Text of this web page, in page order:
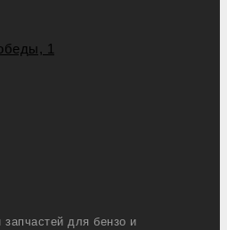
1
для бензо и